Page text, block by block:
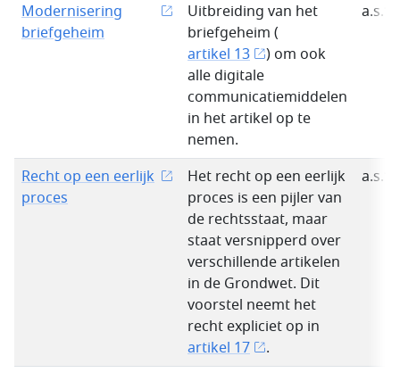
Modernisering
briefgeheim
Uitbreiding van het
briefgeheim (
artikel 13
) om ook
alle digitale
communicatiemiddelen
in het artikel op te
nemen.
a.s.*
Recht op een eerlijk
proces
Het recht op een eerlijk
proces is een pijler van
de rechtsstaat, maar
staat versnipperd over
verschillende artikelen
in de Grondwet. Dit
voorstel neemt het
recht expliciet op in
artikel 17
.
a.s.*